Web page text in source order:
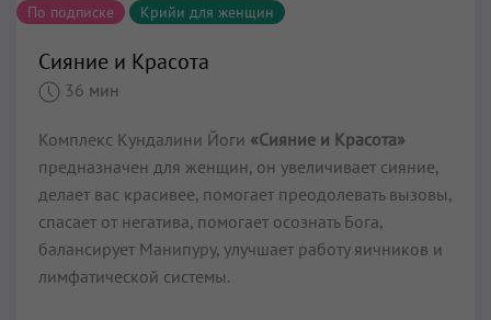
По подписке Крийи для женщин
Сияние и Красота
36 мин
Комплекс Кундалини Йоги «Сияние и Красота»
предназначен для женщин, он увеличивает сияние,
делает вас красивее, помогает преодолевать вызовы,
спасает от негатива, помогает осознать Бога,
балансирует Манипуру, улучшает работу яичников и
лимфатической системы.